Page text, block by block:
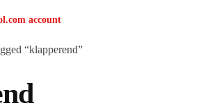
account
“klapperend”